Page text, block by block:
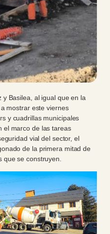
y Basilea, al igual que en la
mostrar este viernes
y cuadrillas municipales
el marco de las tareas
vial del sector, el
de la primera mitad de
que se construyen.